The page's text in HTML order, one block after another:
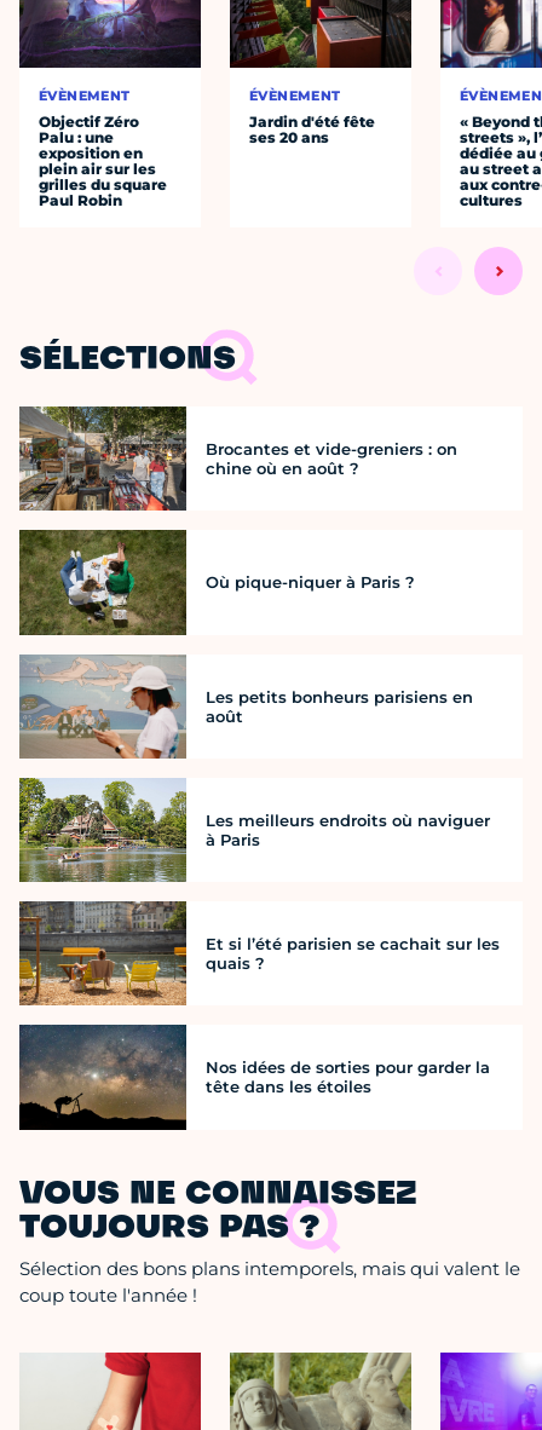
ÉVÈNEMENT
Objectif Zéro
Palu : une
exposition en
plein air sur les
grilles du square
Paul Robin
ÉVÈNEMENT
Jardin d'été fête
ses 20 ans
« Beyond
streets »,
dédiée au
au street
aux
cultures
SÉLECTIONS
Brocantes et vide-greniers : on
chine où en août ?
Où pique-niquer à Paris ?
Les petits bonheurs parisiens en
août
Les meilleurs endroits où naviguer
à Paris
Et si l’été parisien se cachait sur les
quais ?
Nos idées de sorties pour garder la
tête dans les étoiles
VOUS NE CONNAISSEZ
TOUJOURS PAS ?
Sélection des bons plans intemporels, mais qui valent le
coup toute l'année !